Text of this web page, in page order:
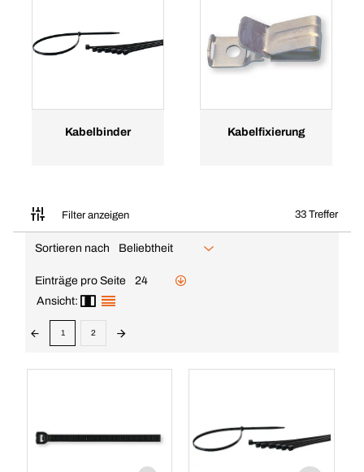
Kabelbinder Kabelfixierung
Filter anzeigen 33 Treffer
Sortieren nach Beliebtheit
Einträge pro Seite
24
Ansicht:
1 2